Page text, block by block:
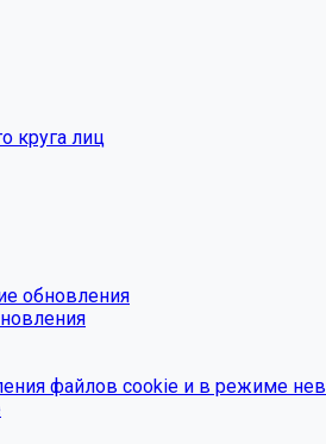
круга лиц
обновления
файлов cookie и в режиме